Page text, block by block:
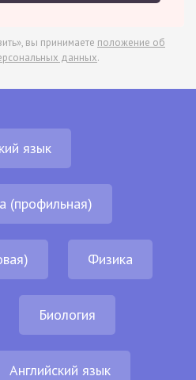
вы принимаете положение об
данных.
язык
(профильная)
Физика
Биология
Английский язык